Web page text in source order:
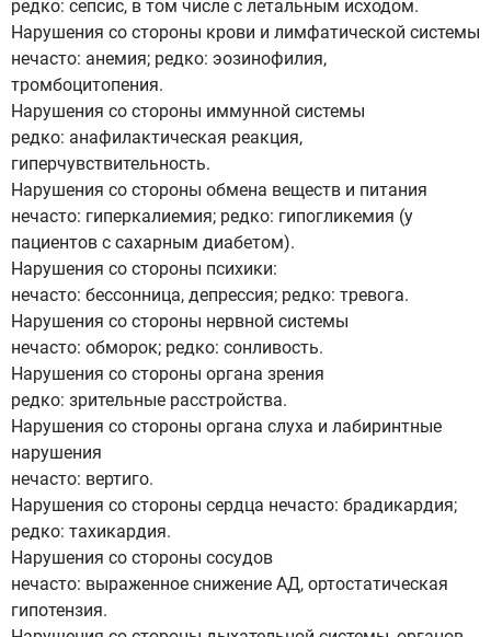
редко: сепсис, в том числе с летальным исходом.
Нарушения со стороны крови и лимфатической системы
нечасто: анемия; редко: эозинофилия,
тромбоцитопения.
Нарушения со стороны иммунной системы
редко: анафилактическая реакция,
гиперчувствительность.
Нарушения со стороны обмена веществ и питания
нечасто: гиперкалиемия; редко: гипогликемия (у
пациентов с сахарным диабетом).
Нарушения со стороны психики:
нечасто: бессонница, депрессия; редко: тревога.
Нарушения со стороны нервной системы
нечасто: обморок; редко: сонливость.
Нарушения со стороны органа зрения
редко: зрительные расстройства.
Нарушения со стороны органа слуха и лабиринтные
нарушения
нечасто: вертиго.
Нарушения со стороны сердца нечасто: брадикардия;
редко: тахикардия.
Нарушения со стороны сосудов
нечасто: выраженное снижение АД, ортостатическая
гипотензия.